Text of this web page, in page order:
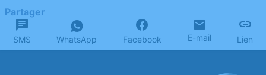
Partager
SMS WhatsApp Facebook E-mail Lien